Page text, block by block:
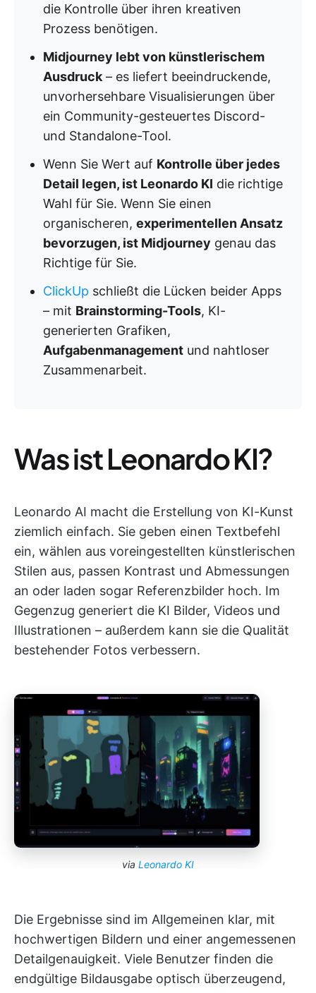
die Kontrolle über ihren kreativen
Prozess benötigen.
Midjourney lebt von künstlerischem
Ausdruck – es liefert beeindruckende,
unvorhersehbare Visualisierungen über
ein Community-gesteuertes Discord-
und Standalone-Tool.
Wenn Sie Wert auf Kontrolle über jedes
Detail legen, ist Leonardo KI die richtige
Wahl für Sie. Wenn Sie einen
organischeren, experimentellen Ansatz
bevorzugen, ist Midjourney genau das
Richtige für Sie.
ClickUp schließt die Lücken beider Apps
– mit Brainstorming-Tools, KI-
generierten Grafiken,
Aufgabenmanagement und nahtloser
Zusammenarbeit.
Was ist Leonardo KI?
Leonardo AI macht die Erstellung von KI-Kunst
ziemlich einfach. Sie geben einen Textbefehl
ein, wählen aus voreingestellten künstlerischen
Stilen aus, passen Kontrast und Abmessungen
an oder laden sogar Referenzbilder hoch. Im
Gegenzug generiert die KI Bilder, Videos und
Illustrationen – außerdem kann sie die Qualität
bestehender Fotos verbessern.
via Leonardo KI
Die Ergebnisse sind im Allgemeinen klar, mit
hochwertigen Bildern und einer angemessenen
Detailgenauigkeit. Viele Benutzer finden die
endgültige Bildausgabe optisch überzeugend,